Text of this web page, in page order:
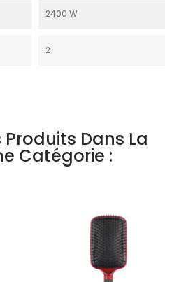
2400 W
2
Produits Dans La
Catégorie :